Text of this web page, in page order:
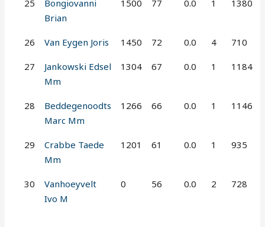
25
Bongiovanni
Brian
1500 77 0.0 1 1380
26 Van Eygen Joris 1450 72 0.0 4 710
27
Jankowski Edsel
Mm
1304 67 0.0 1 1184
28
Beddegenoodts
Marc Mm
1266 66 0.0 1 1146
29
Crabbe Taede
Mm
1201 61 0.0 1 935
30
Vanhoeyvelt
Ivo M
0 56 0.0 2 728